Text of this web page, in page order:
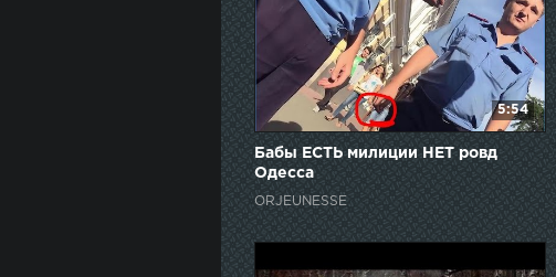
5:54
Бабы ЕСТЬ милиции НЕТ ровд
Одесса
ORJEUNESSE